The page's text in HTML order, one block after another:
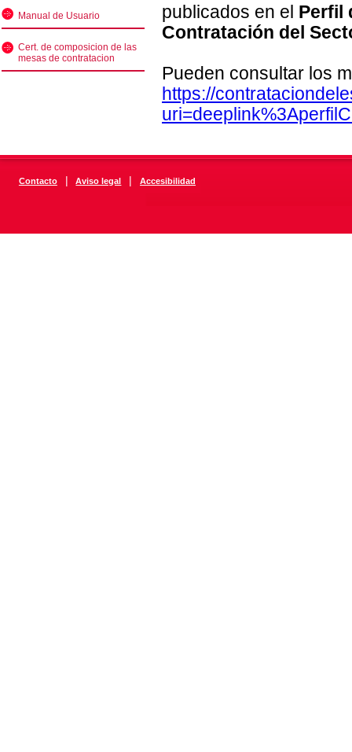
Manual de Usuario
Cert. de composicion de las
mesas de contratacion
publicados en el Perfil
Contratación del
Pueden consultar los
https://
Contacto | Aviso legal | Accesibilidad